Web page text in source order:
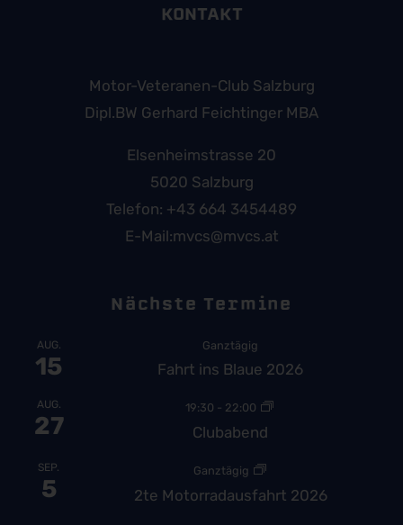
KONTAKT
Motor-Veteranen-Club Salzburg
Dipl.BW Gerhard Feichtinger MBA
Elsenheimstrasse 20
5020 Salzburg
Telefon: +43 664 3454489
E-Mail:mvcs@mvcs.at
Nächste Termine
AUG.
15
Ganztägig
Fahrt ins Blaue 2026
AUG.
27
19:30 - 22:00
Clubabend
SEP.
5
Ganztägig
2te Motorradausfahrt 2026